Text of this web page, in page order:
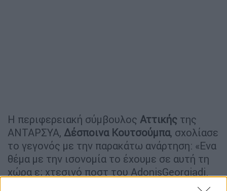
Η περιφερειακή σύμβουλος Αττικής της
ΑΝΤΑΡΣΥΑ, Δέσποινα Κουτσούμπα, σχολίασε
το γεγονός με την παρακάτω ανάρτηση: «Ενα
θέμα με την ισονομία το έχουμε σε αυτή τη
χώρα ε; χτεσινό ποστ του AdonisGeorgiadi.